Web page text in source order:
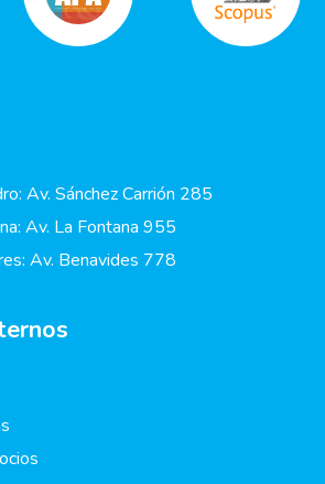
Av. Sánchez Carrión 285
Av. La Fontana 955
Av. Benavides 778